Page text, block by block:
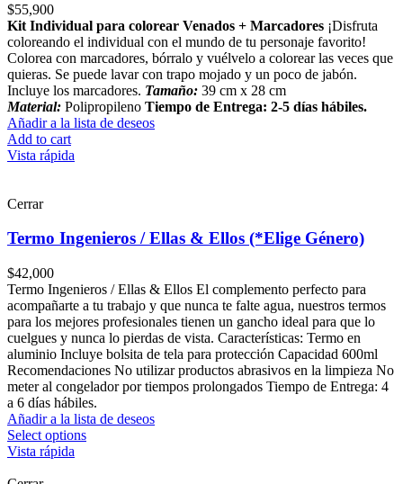
$55,900
Kit Individual para colorear Venados + Marcadores ¡Disfruta
coloreando el individual con el mundo de tu personaje favorito!
Colorea con marcadores, bórralo y vuélvelo a colorear las veces que
quieras. Se puede lavar con trapo mojado y un poco de jabón.
Incluye los marcadores. Tamaño: 39 cm x 28 cm
Material: Polipropileno Tiempo de Entrega: 2-5 días hábiles.
Añadir a la lista de deseos
Add to cart
Vista rápida
Cerrar
Termo Ingenieros / Ellas & Ellos (*Elige Género)
$42,000
Termo Ingenieros / Ellas & Ellos El complemento perfecto para
acompañarte a tu trabajo y que nunca te falte agua, nuestros termos
para los mejores profesionales tienen un gancho ideal para que lo
cuelgues y nunca lo pierdas de vista. Características: Termo en
aluminio Incluye bolsita de tela para protección Capacidad 600ml
Recomendaciones No utilizar productos abrasivos en la limpieza No
meter al congelador por tiempos prolongados Tiempo de Entrega: 4
a 6 días hábiles.
Añadir a la lista de deseos
Select options
Vista rápida